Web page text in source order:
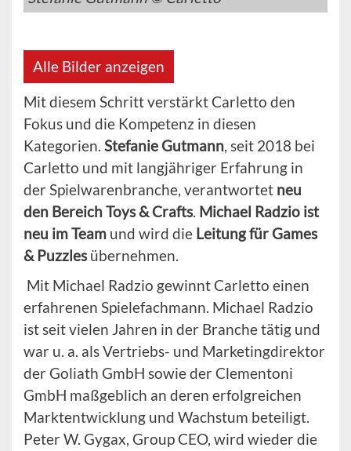
Alle Bilder anzeigen
Mit diesem Schritt verstärkt Carletto den
Fokus und die Kompetenz in diesen
Kategorien. Stefanie Gutmann, seit 2018 bei
Carletto und mit langjähriger Erfahrung in
der Spielwarenbranche, verantwortet neu
den Bereich Toys & Crafts. Michael Radzio ist
neu im Team und wird die Leitung für Games
& Puzzlesübernehmen.
Mit Michael Radzio gewinnt Carletto einen
erfahrenen Spielefachmann. Michael Radzio
ist seit vielen Jahren in der Branche tätig und
war u. a. als Vertriebs- und Marketingdirektor
der Goliath GmbH sowie der Clementoni
GmbH maßgeblich an deren erfolgreichen
Marktentwicklung und Wachstum beteiligt.
Peter W. Gygax, Group CEO, wird wieder die